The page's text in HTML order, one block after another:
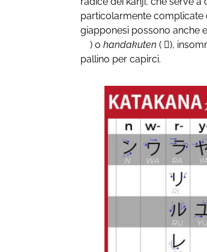
particolarmente complicate
giapponesi possono anche
゙) ohandakuten( ゚),
pallino per capirci.